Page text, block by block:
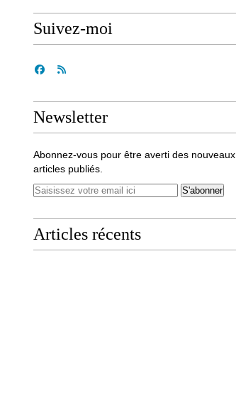
Suivez-moi
Newsletter
Abonnez-vous pour être averti des nouveaux
articles publiés.
Articles récents